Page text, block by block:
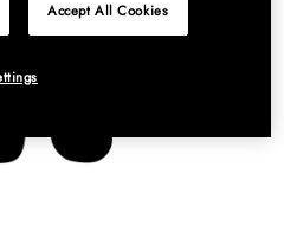
Accept All Cookies